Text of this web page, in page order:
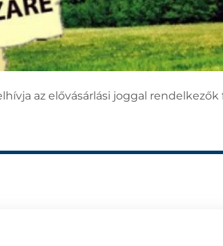
az elővásárlási joggal